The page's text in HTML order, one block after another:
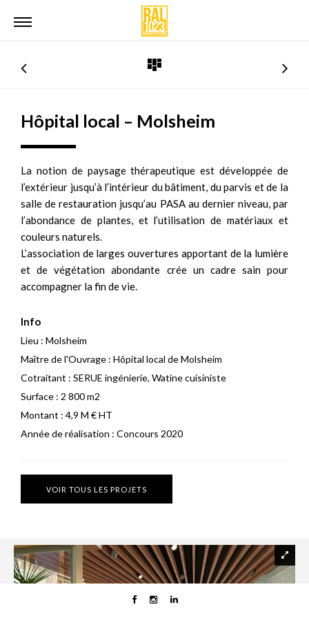
Hôpital local – Molsheim
La notion de paysage thérapeutique est développée de
l’extérieur jusqu’à l’intérieur du bâtiment, du parvis et de la
salle de restauration jusqu’au PASA au dernier niveau, par
l’abondance de plantes, et l’utilisation de matériaux et
couleurs naturels.
L’association de larges ouvertures apportant de la lumière
et de végétation abondante crée un cadre sain pour
accompagner la fin de vie.
Info
Lieu : Molsheim
Maître de l'Ouvrage : Hôpital local de Molsheim
Cotraitant : SERUE ingénierie, Watine cuisiniste
Surface : 2 800 m2
Montant : 4,9 M € HT
Année de réalisation : Concours 2020
VOIR TOUS LES PROJETS